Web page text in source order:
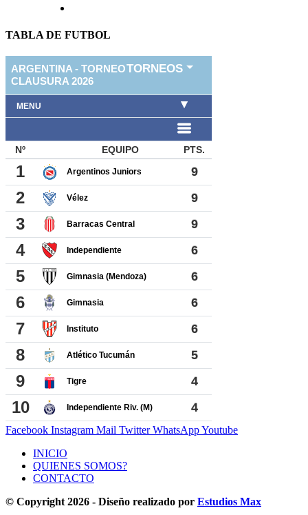
TABLA DE FUTBOL
Facebook Instagram Mail Twitter WhatsAppYoutube
INICIO
QUIENES SOMOS?
CONTACTO
© Copyright 2026 - Diseño realizado por Estudios Max